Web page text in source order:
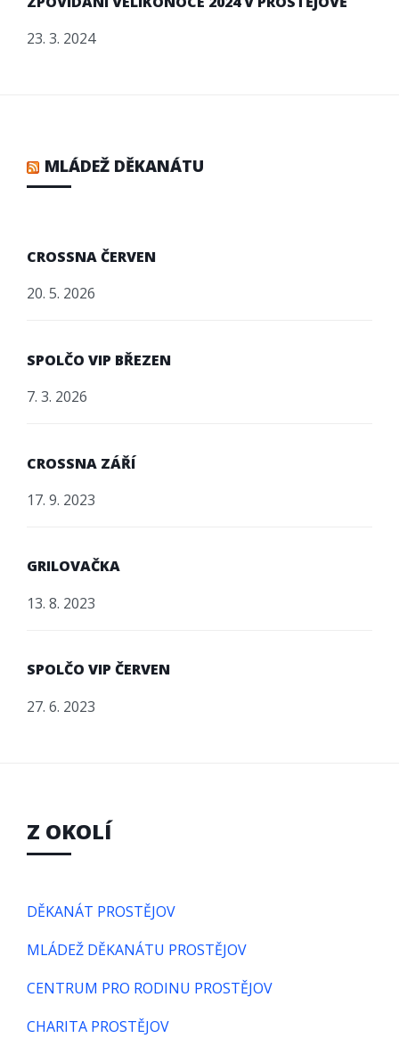
23. 3. 2024
MLÁDEŽ DĚKANÁTU
CROSSNA ČERVEN
20. 5. 2026
SPOLČO VIP BŘEZEN
7. 3. 2026
CROSSNA ZÁŘÍ
17. 9. 2023
GRILOVAČKA
13. 8. 2023
SPOLČO VIP ČERVEN
27. 6. 2023
Z OKOLÍ
DĚKANÁT PROSTĚJOV
MLÁDEŽ DĚKANÁTU PROSTĚJOV
CENTRUM PRO RODINU PROSTĚJOV
CHARITA PROSTĚJOV